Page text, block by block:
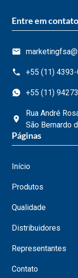
Entre em contato
+55 (11)
+55 (11)
Rua André
São Bernardo
Páginas
Início
Produtos
Qualidade
Distribuidores
Representantes
Contato